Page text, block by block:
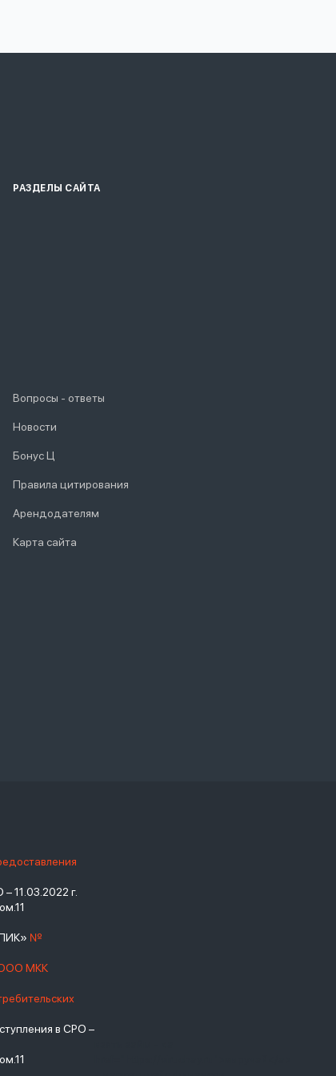
РАЗДЕЛЫ САЙТА
Вопросы - ответы
Новости
Бонус Ц
Правила цитирования
Арендодателям
Карта сайта
11.03.2022 г.
№
ООО МКК
в СРО –